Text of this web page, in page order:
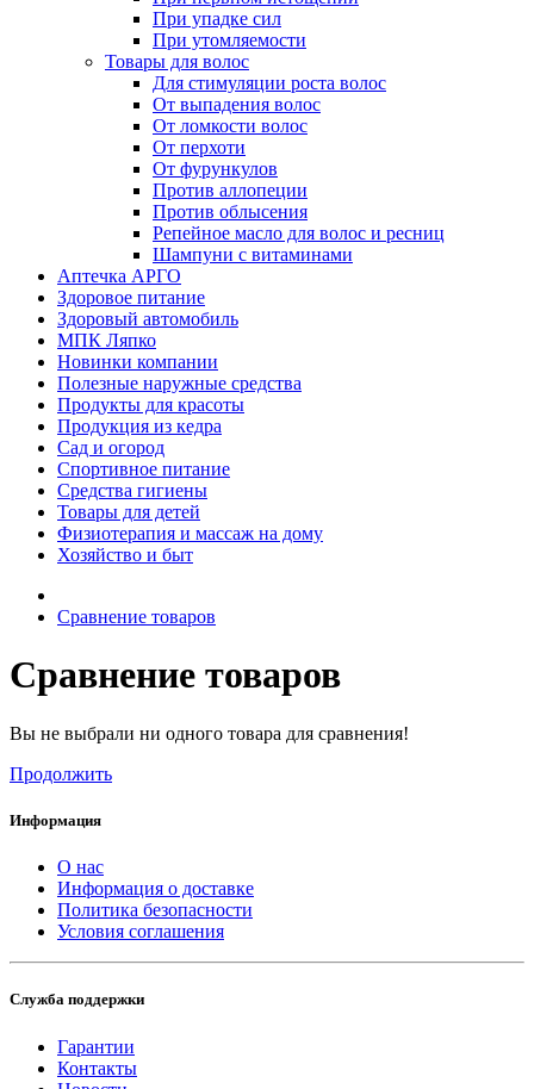
При упадке сил
При утомляемости
Товары для волос
Для стимуляции роста волос
От выпадения волос
От ломкости волос
От перхоти
От фурункулов
Против аллопеции
Против облысения
Репейное масло для волос и ресниц
Шампуни с витаминами
Аптечка АРГО
Здоровое питание
Здоровый автомобиль
МПК Ляпко
Новинки компании
Полезные наружные средства
Продукты для красоты
Продукция из кедра
Сад и огород
Спортивное питание
Средства гигиены
Товары для детей
Физиотерапия и массаж на дому
Хозяйство и быт
Сравнение товаров
Сравнение товаров
Вы не выбрали ни одного товара для сравнения!
Продолжить
Информация
О нас
Информация о доставке
Политика безопасности
Условия соглашения
Служба поддержки
Гарантии
Контакты